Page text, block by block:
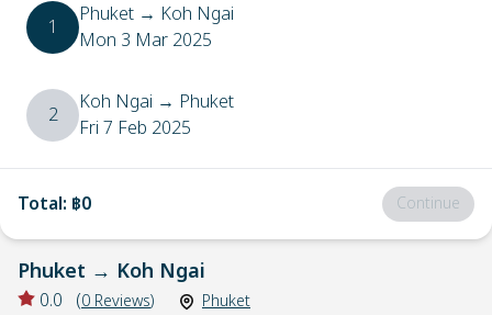
1 Phuket → Koh Ngai
Mon 3 Mar 2025
2 Koh Ngai → Phuket
Fri 7 Feb 2025
Total: ฿0 Continue
Phuket → Koh Ngai
0.0 (0 Reviews) Phuket